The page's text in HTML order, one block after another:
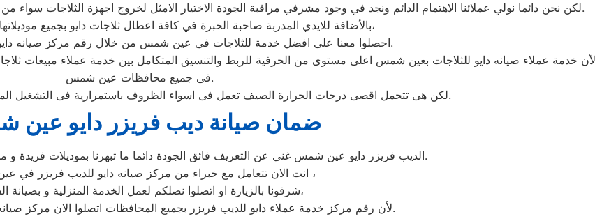
لكن نحن دائما نولي عملائنا الاهتمام الدائم ونجد في وجود مشرفي مراقبة الجودة الاختيار الامثل لخروج اجهزة الثلاجات سواء من مركز الصيانه لثلاجات دايو المعتمد بعين شمس او من منزل العميل.
بالأضافة للايدي المدربة صاحبة الخبرة في كافة اعطال ثلاجات دايو بجميع موديلاتها القديم منها والحديث،
احصلوا معنا على افضل خدمة للثلاجات في عين شمس من خلال رقم مركز صيانه دايو المعتمد في عين شمس.
لأن خدمة عملاء صيانه دايو للثلاجات بعين شمس اعلى مستوى من الحرفية للربط والتنسيق المتكامل بين خدمة عملاء مبيعات
فى جميع محافظات عين شمس.
لكن هى تتحمل اقصى درجات الحرارة الصيف تعمل فى اسواء الظروف باستمرارية فى التشغيل المتواصل حيث لا يضاهيها اى ثلاجات اخر.
ضمان صيانة ديب فريزر دايو
الديب فريزر دايو عين شمس غني عن التعريف فائق الجودة دائما ما تبهرنا بموديلات فريدة و مختلفة التقنية عن مثيلاتها انها دايو.
انت الان تتعامل مع خبراء من مركز صيانه دايو للديب فريزر في عين شمس ،
شرفونا بالزيارة او اتصلوا نصلكم لعمل الخدمة المنزلية و بصيانة الفورية،
لأن رقم مركز خدمة عملاء دايو للديب فريزر بجميع المحافظات اتصلوا الان مركز صيانه دايو عين شمس مباشرة.